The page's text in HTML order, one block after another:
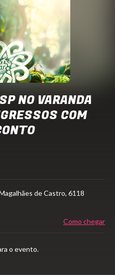
NO VARANDA
COM
de Castro, 6118
Como chegar
o evento.